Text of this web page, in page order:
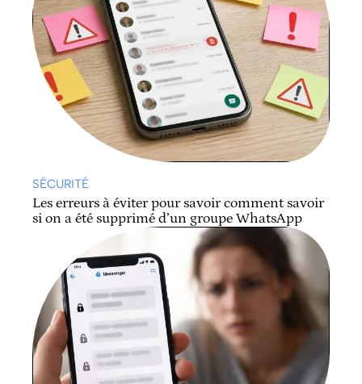
SÉCURITÉ
Les erreurs à éviter pour savoir comment savoir
si on a été supprimé d’un groupe WhatsApp